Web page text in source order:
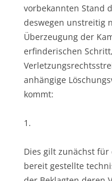
vorbekannten Stand
deswegen unstreitig
Überzeugung der
erfinderischen
anhängige
kommt:
1.
Dies gilt zunächst
bereit gestellte